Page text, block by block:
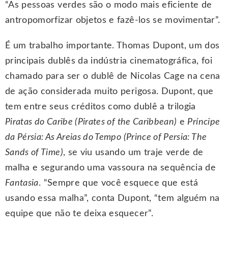
“As pessoas verdes são o modo mais eficiente de
antropomorfizar objetos e fazê-los se movimentar”.
É um trabalho importante. Thomas Dupont, um dos
principais dublês da indústria cinematográfica, foi
chamado para ser o dublê de Nicolas Cage na cena
de ação considerada muito perigosa. Dupont, que
tem entre seus créditos como dublê a trilogia
Piratas do Caribe (Pirates of the Caribbean) e Príncipe
da Pérsia: As Areias do Tempo (Prince of Persia: The
Sands of Time), se viu usando um traje verde de
malha e segurando uma vassoura na sequência de
Fantasia. “Sempre que você esquece que está
usando essa malha”, conta Dupont, “tem alguém na
equipe que não te deixa esquecer”.